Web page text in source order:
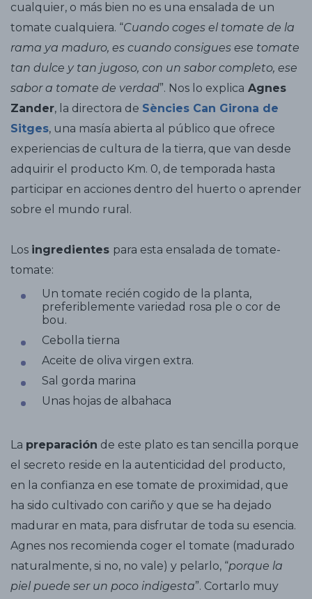
cualquier, o más bien no es una ensalada de un
tomate cualquiera. “Cuando coges el tomate de la
rama ya maduro, es cuando consigues ese tomate
tan dulce y tan jugoso, con un sabor completo, ese
sabor a tomate de verdad”. Nos lo explica Agnes
Zander, la directora de Sències Can Girona de
Sitges, una masía abierta al público que ofrece
experiencias de cultura de la tierra, que van desde
adquirir el producto Km. 0, de temporada hasta
participar en acciones dentro del huerto o aprender
sobre el mundo rural.
Los ingredientes para esta ensalada de tomate-
tomate:
Un tomate recién cogido de la planta,
preferiblemente variedad rosa ple o cor de
bou.
Cebolla tierna
Aceite de oliva virgen extra.
Sal gorda marina
Unas hojas de albahaca
La preparación de este plato es tan sencilla porque
el secreto reside en la autenticidad del producto,
en la confianza en ese tomate de proximidad, que
ha sido cultivado con cariño y que se ha dejado
madurar en mata, para disfrutar de toda su esencia.
Agnes nos recomienda coger el tomate (madurado
naturalmente, si no, no vale) y pelarlo, “porque la
piel puede ser un poco indigesta”. Cortarlo muy